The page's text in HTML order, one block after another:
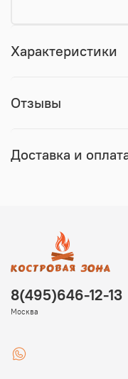
Характеристики
Отзывы
Доставка и
8(495)646-12-13
Москва